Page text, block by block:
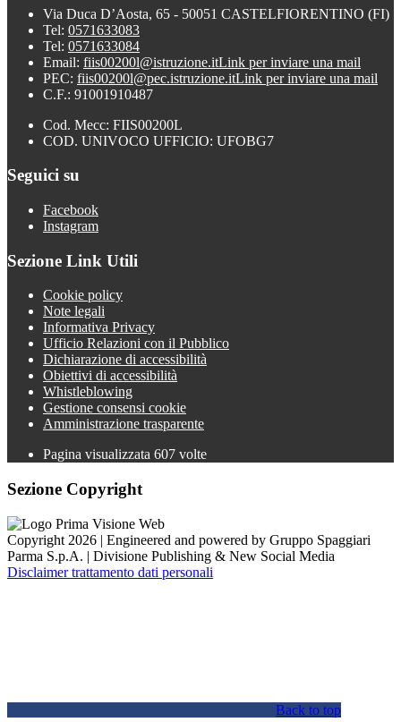
Via Duca D’Aosta, 65 - 50051 CASTELFIORENTINO (FI)
Tel: 0571633083
Tel: 0571633084
Email: fiis00200l@istruzione.itLink per inviare una mail
PEC: fiis00200l@pec.istruzione.itLink per inviare una mail
C.F.: 91001910487
Cod. Mecc: FIIS00200L
COD. UNIVOCO UFFICIO: UFOBG7
Seguici su
Facebook
Instagram
Sezione Link Utili
Cookie policy
Note legali
Informativa Privacy
Ufficio Relazioni con il Pubblico
Dichiarazione di accessibilità
Obiettivi di accessibilità
Whistleblowing
Gestione consensi cookie
Amministrazione trasparente
Pagina visualizzata 607 volte
Sezione Copyright
Copyright 2026 | Engineered and powered by Gruppo Spaggiari
Parma S.p.A. | Divisione Publishing & New Social Media
Disclaimer trattamento dati personali
Back to top